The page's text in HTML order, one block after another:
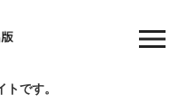
です。